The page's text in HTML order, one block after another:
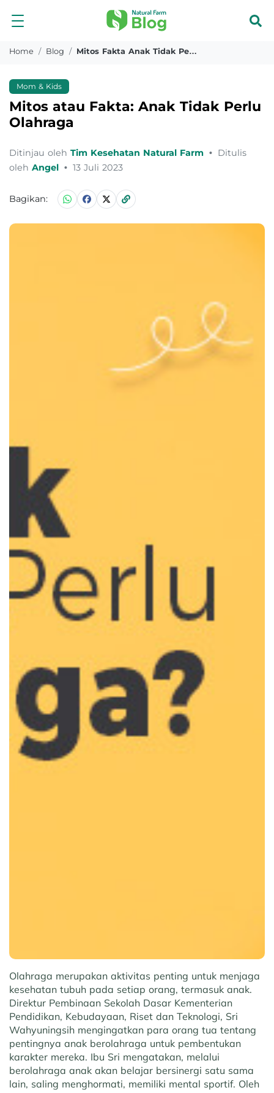
Home Blog Mitos Fakta Anak Tidak Perlu Olahraga
Mom & Kids
Mitos atau Fakta: Anak Tidak Perlu
Olahraga
Ditinjau oleh Tim Kesehatan Natural Farm • Ditulis
oleh Angel • 13 Juli 2023
Bagikan:
Olahraga merupakan aktivitas penting untuk menjaga
kesehatan tubuh pada setiap orang, termasuk anak.
Direktur Pembinaan Sekolah Dasar Kementerian
Pendidikan, Kebudayaan, Riset dan Teknologi, Sri
Wahyuningsih mengingatkan para orang tua tentang
pentingnya anak berolahraga untuk pembentukan
karakter mereka. Ibu Sri mengatakan, melalui
berolahraga anak akan belajar bersinergi satu sama
lain, saling menghormati, memiliki mental sportif. Oleh